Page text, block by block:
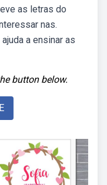
as letras do
nas.
a ensinar as
button below.